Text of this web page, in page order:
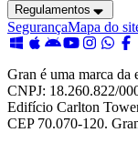
Regulamentos
SegurançaMapa do
Gran é uma marca da
CNPJ: 18.260.822/
Edifício Carlton
CEP 70.070-120.